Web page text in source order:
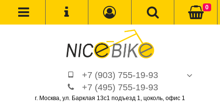
+7 (903) 755-19-93
+7 (495) 755-19-93
г. Москва, ул. Барклая 13с1 подъезд 1, цоколь, офис 1
0